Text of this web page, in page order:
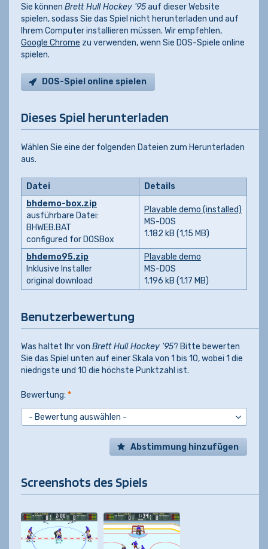
Sie können Brett Hull Hockey '95auf dieser Website
spielen, sodass Sie das Spiel nicht herunterladen und auf
Ihrem Computer installieren müssen. Wir empfehlen,
Google Chrome zu verwenden, wenn Sie DOS-Spiele online
spielen.
DOS-Spiel online spielen
Dieses Spiel herunterladen
Wählen Sie eine der folgenden Dateien zum Herunterladen
aus.
Datei
Details
bhdemo-box.zip
ausführbare Datei:
BHWEB.BAT
configured for DOSBox
Playable demo (installed)
MS-DOS
1.182 kB (1,15 MB)
bhdemo95.zip
Inklusive Installer
original download
Playable demo
MS-DOS
1.196 kB (1,17 MB)
Benutzerbewertung
Was haltet Ihr von Brett Hull Hockey '95? Bitte bewerten
Sie das Spiel unten auf einer Skala von 1 bis 10, wobei 1 die
niedrigste und 10 die höchste Punktzahl ist.
Bewertung: *
Abstimmung hinzufügen
Screenshots des Spiels